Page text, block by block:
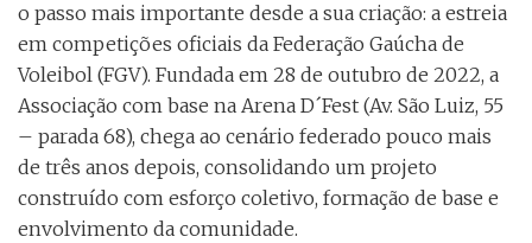
o passo mais importante desde a sua criação: a estreia
em competições oficiais da Federação Gaúcha de
Voleibol (FGV). Fundada em 28 de outubro de 2022, a
Associação com base na Arena D´Fest (Av. São Luiz, 55
– parada 68), chega ao cenário federado pouco mais
de três anos depois, consolidando um projeto
construído com esforço coletivo, formação de base e
envolvimento da comunidade.